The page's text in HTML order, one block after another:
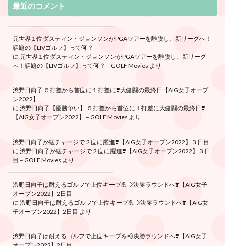
最近のコメント
元世界１位ダスティン・ジョンソンがPGAツアーを離脱し、新リーグへ！
話題の【LIVゴルフ】って何？
に 元世界１位ダスティン・ジョンソンがPGAツアーを離脱し、新リーグ
へ！話題の【LIVゴルフ】って何？ – GOLF Movies より
渋野日向子 ５打差から首位に１打差に❣️大健闘の最終日【AIG女子オープ
ン2022】
に 渋野日向子【優勝争い】 ５打差から首位に１打差に大健闘の最終日❣️
【AIG女子オープン2022】 – GOLF Movies より
渋野日向子が猛チャージで２位に躍進❣️【AIG女子オープン2022】３日目
に 渋野日向子が猛チャージで２位に躍進❣️【AIG女子オープン2022】３日
目 – GOLF Movies より
渋野日向子は耐えるゴルフで上位キープ💪💨決勝ラウンドへ❣️【AIG女子
オープン2022】2日目
に 渋野日向子は耐えるゴルフで上位キープ💪💨決勝ラウンドへ❣️【AIG女
子オープン2022】2日目 より
渋野日向子は耐えるゴルフで上位キープ💪💨決勝ラウンドへ❣️【AIG女子